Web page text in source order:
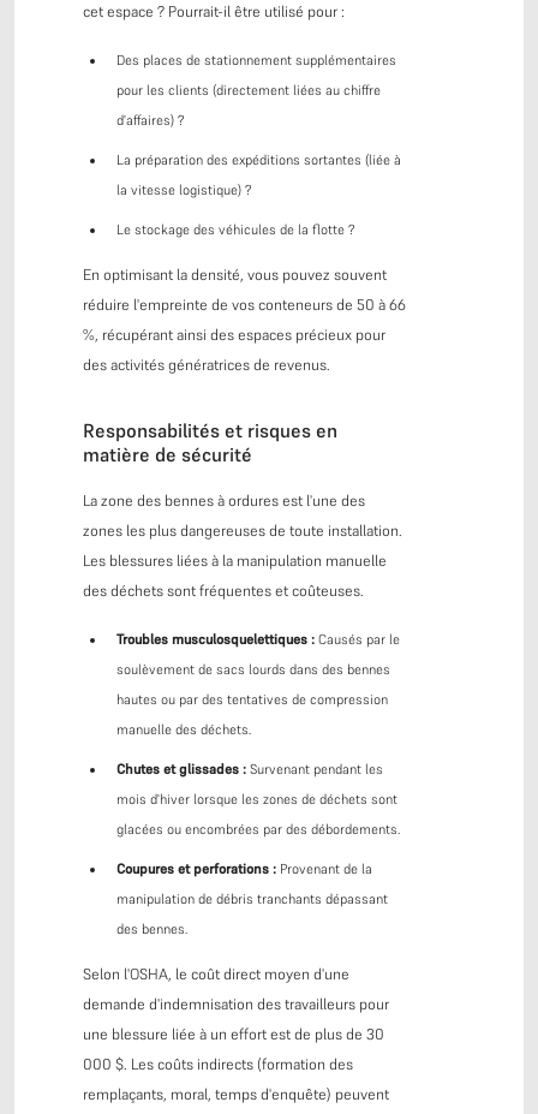
cet espace ? Pourrait-il être utilisé pour :
Des places de stationnement supplémentaires
pour les clients (directement liées au chiffre
d'affaires) ?
La préparation des expéditions sortantes (liée à
la vitesse logistique) ?
Le stockage des véhicules de la flotte ?
En optimisant la densité, vous pouvez souvent
réduire l'empreinte de vos conteneurs de 50 à 66
%, récupérant ainsi des espaces précieux pour
des activités génératrices de revenus.
Responsabilités et risques en
matière de sécurité
La zone des bennes à ordures est l'une des
zones les plus dangereuses de toute installation.
Les blessures liées à la manipulation manuelle
des déchets sont fréquentes et coûteuses.
Troubles musculosquelettiques : Causés par le
soulèvement de sacs lourds dans des bennes
hautes ou par des tentatives de compression
manuelle des déchets.
Chutes et glissades : Survenant pendant les
mois d'hiver lorsque les zones de déchets sont
glacées ou encombrées par des débordements.
Coupures et perforations : Provenant de la
manipulation de débris tranchants dépassant
des bennes.
Selon l'OSHA, le coût direct moyen d'une
demande d'indemnisation des travailleurs pour
une blessure liée à un effort est de plus de 30
000 $. Les coûts indirects (formation des
remplaçants, moral, temps d'enquête) peuvent